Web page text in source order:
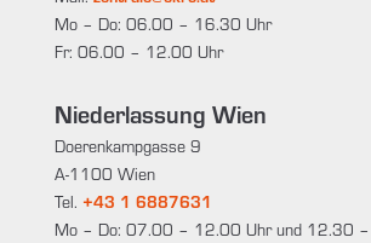
Mo – Do: 06.00 – 16.30 Uhr
Fr: 06.00 – 12.00 Uhr
Niederlassung Wien
Doerenkampgasse 9
A-1100 Wien
Tel. +43 1 6887631
Mo – Do: 07.00 – 12.00 Uhr und 12.30